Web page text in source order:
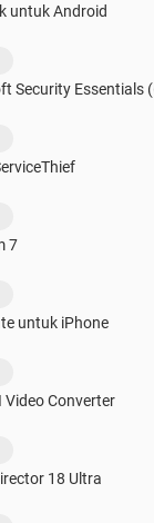
untuk Android
Security Essentials
7
untuk iPhone
Video Converter
18 Ultra